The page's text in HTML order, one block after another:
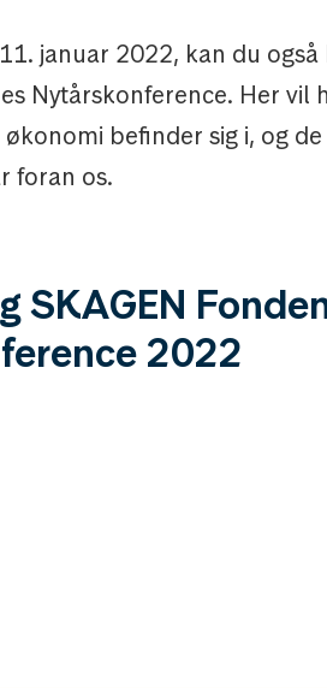
januar 2022, kan du
Nytårskonference. Her
befinder sig i, og
foran os.
SKAGEN
2022